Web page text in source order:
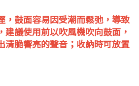
，鼓面容易因受潮而鬆弛，導致
建議使用前以吹風機吹向鼓面，
清脆響亮的聲音；收納時可放置